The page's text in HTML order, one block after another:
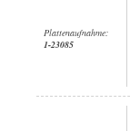
Plattenaufnahme:
1-23085